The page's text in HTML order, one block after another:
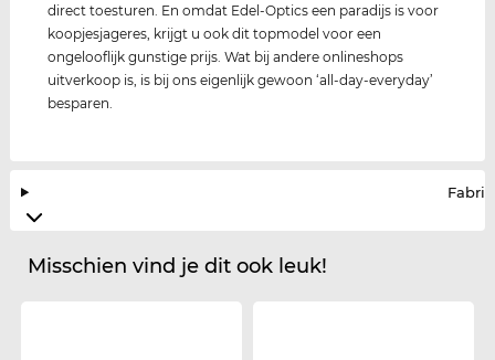
direct toesturen. En omdat Edel-Optics een paradijs is voor
koopjesjageres, krijgt u ook dit topmodel voor een
ongelooflijk gunstige prijs. Wat bij andere onlineshops
uitverkoop is, is bij ons eigenlijk gewoon ‘all-day-everyday’
besparen.
Misschien vind je dit ook leuk!